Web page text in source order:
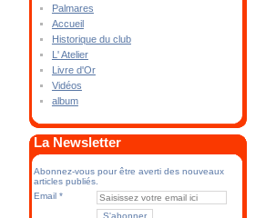
Palmares
Accueil
Historique du club
L' Atelier
Livre d'Or
Vidéos
album
La Newsletter
Abonnez-vous pour être averti des nouveaux
articles publiés.
Email